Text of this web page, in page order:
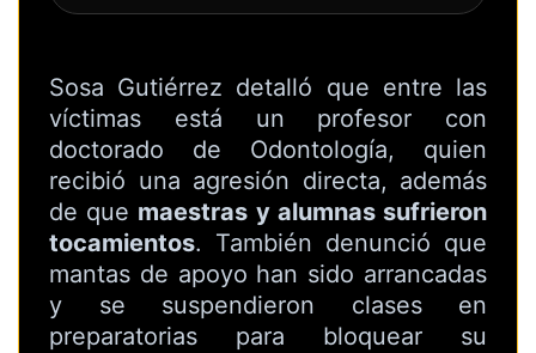
Sosa Gutiérrez detalló que entre las
víctimas está un profesor con
doctorado de Odontología, quien
recibió una agresión directa, además
de que maestras y alumnas sufrieron
tocamientos. También denunció que
mantas de apoyo han sido arrancadas
y se suspendieron clases en
preparatorias para bloquear su